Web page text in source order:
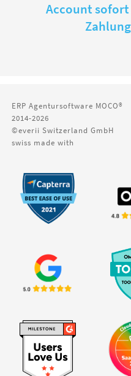
Account
ERP Agentursoftware MOCO®
2014-2026
©everii Switzerland GmbH
swiss made with